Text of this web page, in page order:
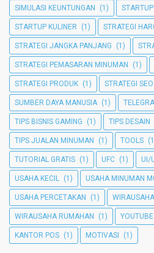
SIMULASI KEUNTUNGAN (1) STARTUP
STARTUP KULINER (1) STRATEGI
STRATEGI JANGKA PANJANG (1)
STRATEGI PEMASARAN MINUMAN (1)
STRATEGI PRODUK (1) STRATEGI SEO
SUMBER DAYA MANUSIA (1)
TIPS BISNIS GAMING (1) TIPS DESAIN
TIPS JUALAN MINUMAN (1) TOOLS
TUTORIAL GRATIS (1) UFC (1) UI/
USAHA KECIL (1) USAHA MINUMAN
USAHA PERCETAKAN (1) WIRAUSAHA
WIRAUSAHA RUMAHAN (1)
KANTOR POS (1) MOTIVASI (1)